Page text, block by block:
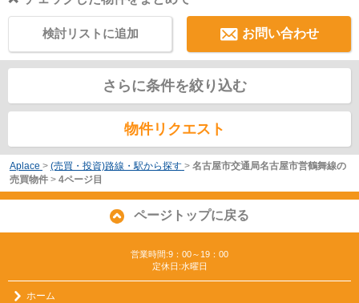
お問い合わせ
検討リストに追加
さらに条件を絞り込む
物件リクエスト
Aplace > (売買・投資)路線・駅から探す > 名古屋市交通局名古屋市営鶴舞線の
売買物件 > 4ページ目
ページトップに戻る
営業時間:9：00～19：00
定休日:水曜日
ホーム